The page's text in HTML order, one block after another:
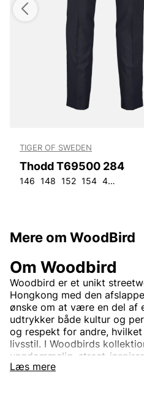
TIGER OF SWEDEN
Thodd T69500 284
146 148 152 154 44
Mere om WoodBird
Læs mere
Om Woodbird
Woodbird er et unikt
Hongkong med den
ønske om at være en del af
udtrykker både kultur og
og respekt for andre,
livsstil. I Woodbirds
ungdommelig, street-
for den moderne og